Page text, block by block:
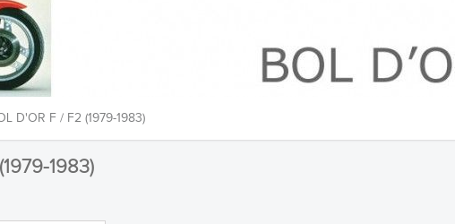
D'OR F / F2 (1979-1983)
1983)